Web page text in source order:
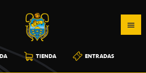
TIENDA ENTRADAS